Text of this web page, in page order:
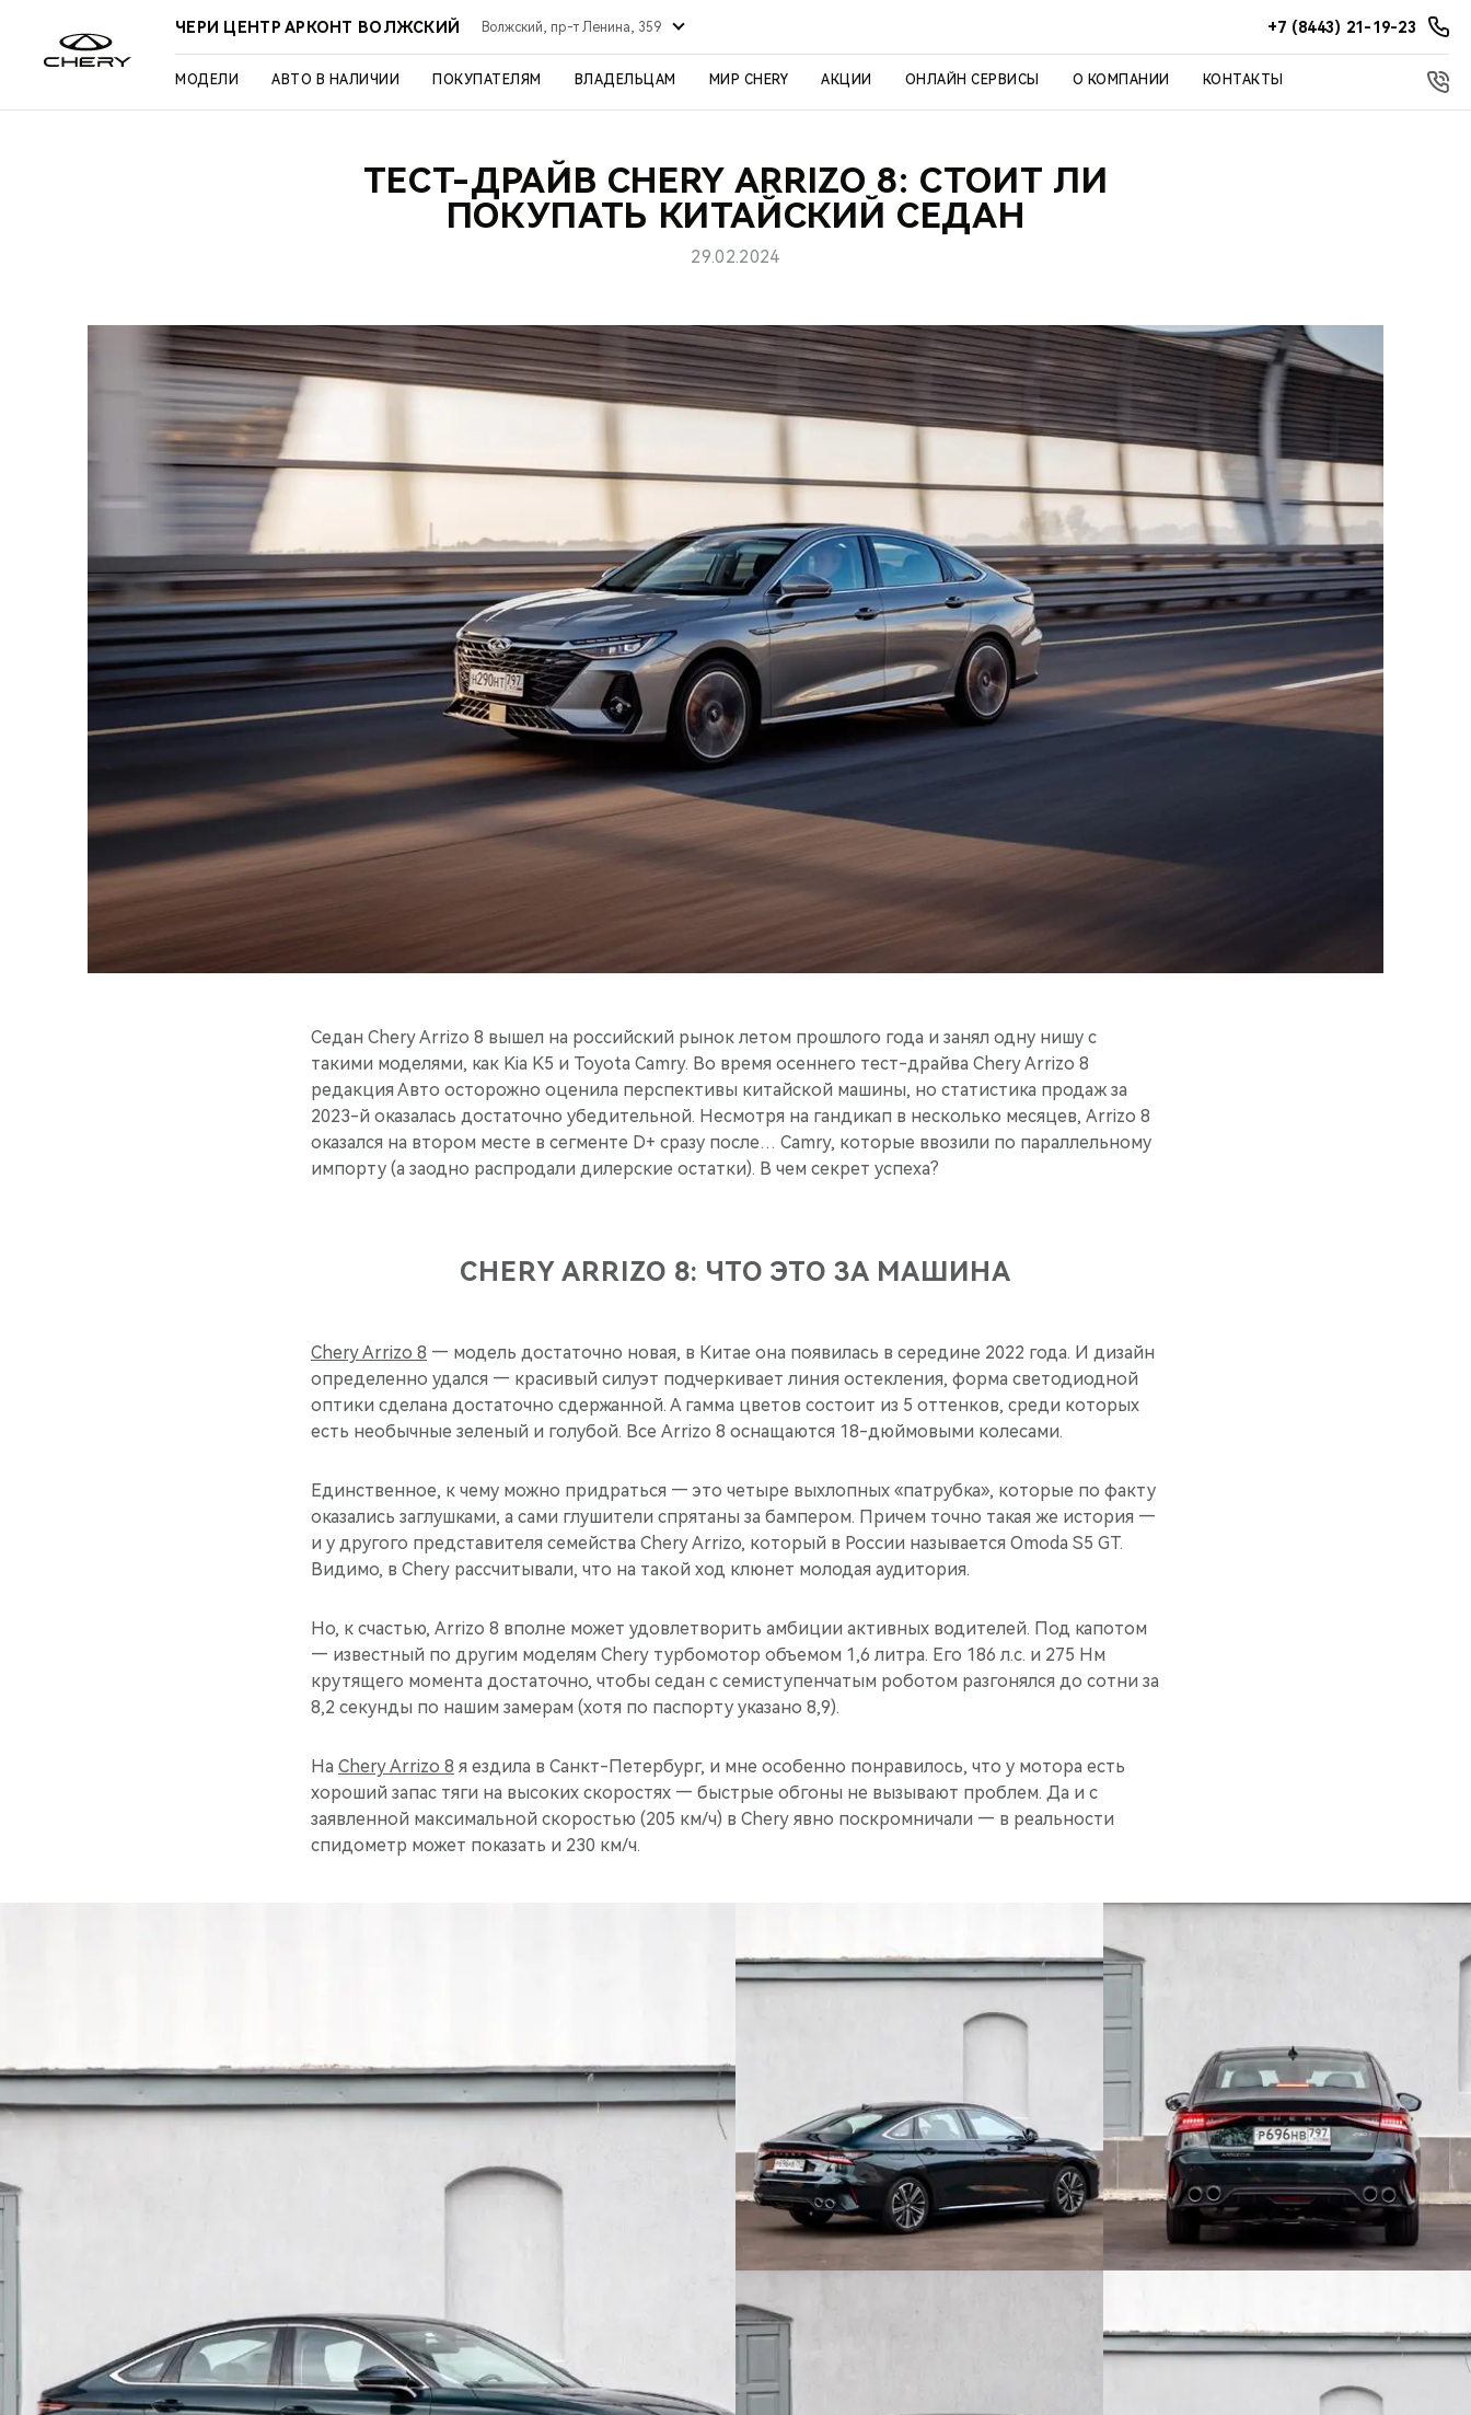
ЧЕРИ ЦЕНТР АРКОНТ ВОЛЖСКИЙ Волжский, пр-т Ленина, 359 +7 (8443) 21-19-23
МОДЕЛИ АВТО В НАЛИЧИИ ПОКУПАТЕЛЯМ ВЛАДЕЛЬЦАМ МИР CHERY АКЦИИ ОНЛАЙН СЕРВИСЫ О КОМПАНИИ КОНТАКТЫ
ТЕСТ-ДРАЙВ CHERY ARRIZO 8: СТОИТ ЛИ
ПОКУПАТЬ КИТАЙСКИЙ СЕДАН
29.02.2024
Седан Chery Arrizo 8 вышел на российский рынок летом прошлого года и занял одну нишу с
такими моделями, как Kia K5 и Toyota Camry. Во время осеннего тест-драйва Chery Arrizo 8
редакция Авто осторожно оценила перспективы китайской машины, но статистика продаж за
2023-й оказалась достаточно убедительной. Несмотря на гандикап в несколько месяцев, Arrizo 8
оказался на втором месте в сегменте D+ сразу после… Camry, которые ввозили по параллельному
импорту (а заодно распродали дилерские остатки). В чем секрет успеха?
CHERY ARRIZO 8: ЧТО ЭТО ЗА МАШИНА
Chery Arrizo 8 — модель достаточно новая, в Китае она появилась в середине 2022 года. И дизайн
определенно удался — красивый силуэт подчеркивает линия остекления, форма светодиодной
оптики сделана достаточно сдержанной. А гамма цветов состоит из 5 оттенков, среди которых
есть необычные зеленый и голубой. Все Arrizo 8 оснащаются 18-дюймовыми колесами.
Единственное, к чему можно придраться — это четыре выхлопных «патрубка», которые по факту
оказались заглушками, а сами глушители спрятаны за бампером. Причем точно такая же история —
и у другого представителя семейства Chery Arrizo, который в России называется Omoda S5 GT.
Видимо, в Chery рассчитывали, что на такой ход клюнет молодая аудитория.
Но, к счастью, Arrizo 8 вполне может удовлетворить амбиции активных водителей. Под капотом
— известный по другим моделям Chery турбомотор объемом 1,6 литра. Его 186 л.с. и 275 Нм
крутящего момента достаточно, чтобы седан с семиступенчатым роботом разгонялся до сотни за
8,2 секунды по нашим замерам (хотя по паспорту указано 8,9).
На Chery Arrizo 8 я ездила в Санкт-Петербург, и мне особенно понравилось, что у мотора есть
хороший запас тяги на высоких скоростях — быстрые обгоны не вызывают проблем. Да и с
заявленной максимальной скоростью (205 км/ч) в Chery явно поскромничали — в реальности
спидометр может показать и 230 км/ч.